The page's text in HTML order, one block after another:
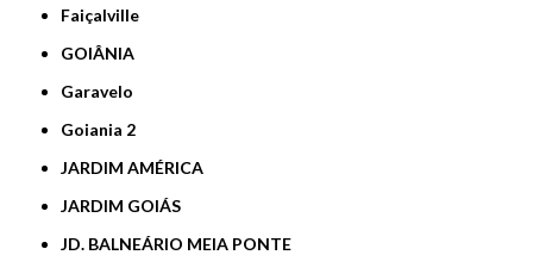
Faiçalville
GOIÂNIA
Garavelo
Goiania 2
JARDIM AMÉRICA
JARDIM GOIÁS
JD. BALNEÁRIO MEIA PONTE